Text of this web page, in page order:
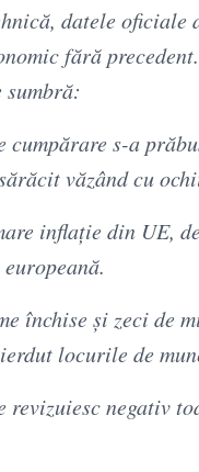
datele oficiale
fără
cumpărare s-a
văzând cu
inflație din UE,
închise și zeci de
locurile de
revizuiesc negativ